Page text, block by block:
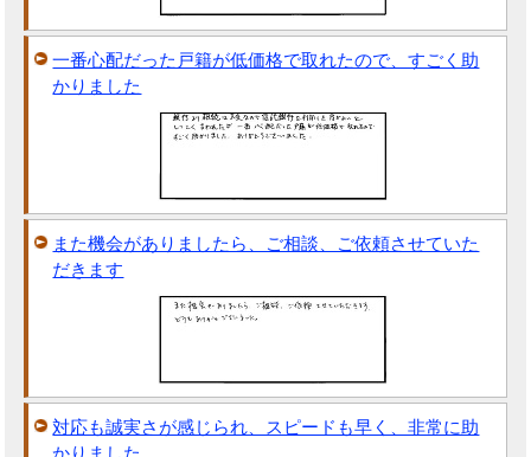
一番心配だった戸籍が低価格で取れたので、すごく助
かりました
また機会がありましたら、ご相談、ご依頼させていた
だきます
対応も誠実さが感じられ、スピードも早く、非常に助